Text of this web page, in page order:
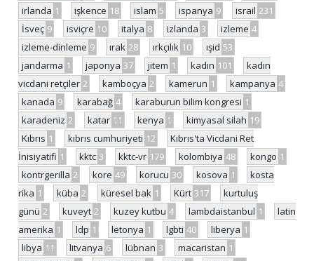
irlanda 1 işkence 18 islam 5 ispanya 9 israil 231
İsveç 9 isviçre 10 italya 8 izlanda 3 izleme 4
izleme-dinleme 9 ırak 28 ırkçılık 10 ışid 53
jandarma 1 japonya 37 jitem 1 kadın 101
kadın
vicdani retçiler 2 kamboçya 2 kamerun 1 kampanya 4
kanada 9 karabağ 4 karaburun bilim kongresi 1
karadeniz 2 katar 11 kenya 1 kimyasal silah 19
Kıbrıs 1 kıbrıs cumhuriyeti 12
Kıbrıs'ta Vicdani Ret
İnisiyatifi 1 kktc 3 kktc-vr 179 kolombiya 48 kongo 1
kontrgerilla 2 kore 49 korucu 30 kosova 1
kosta
rika 1 küba 2 küresel bak 1 Kürt 317
kurtuluş
günü 2 kuveyt 2 kuzey kutbu 4 lambdaistanbul 1
latin
amerika 1 ldp 1 letonya 1 lgbti 40 liberya 1
libya 11 litvanya 6 lübnan 3 macaristan 1